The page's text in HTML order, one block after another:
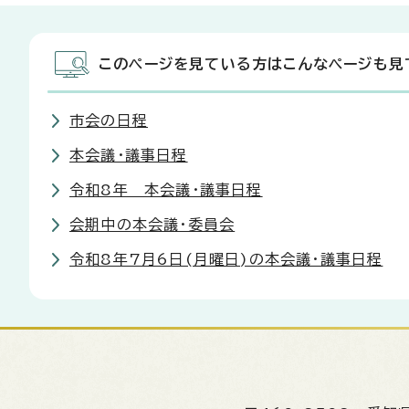
このページを見ている方はこんなページも見
市会の日程
本会議・議事日程
令和8年 本会議・議事日程
会期中の本会議・委員会
令和8年7月6日(月曜日)の本会議・議事日程